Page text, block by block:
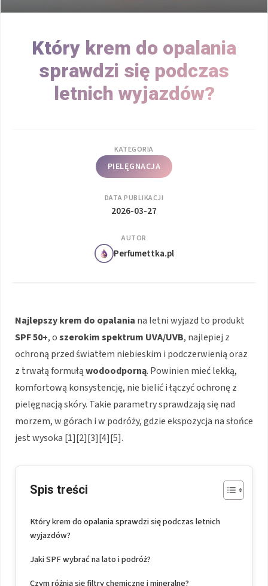
Który krem do opalania
sprawdzi się podczas
letnich wyjazdów?
KATEGORIA
PIELĘGNACJA
DATA PUBLIKACJI
2026-03-27
AUTOR
Perfumettka.pl
Najlepszy krem do opalania na letni wyjazd to produkt
SPF 50+, oszerokim spektrum UVA/UVB, najlepiej z
ochroną przed światłem niebieskim i podczerwienią oraz
z trwałą formułąwodoodporną. Powinien mieć lekką,
komfortową konsystencję, nie bielić i łączyć ochronę z
pielęgnacją skóry. Takie parametry sprawdzają się nad
morzem, w górach i w podróży, gdzie ekspozycja na słońce
jest wysoka [1][2][3][4][5].
Spis treści
Który krem do opalania sprawdzi się podczas letnich
wyjazdów?
Jaki SPF wybrać na lato i podróż?
Czym różnią się filtry chemiczne i mineralne?